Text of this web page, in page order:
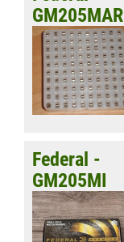
GM205MAR
Federal -
GM205MI